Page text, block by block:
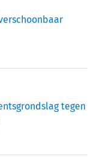
tegen